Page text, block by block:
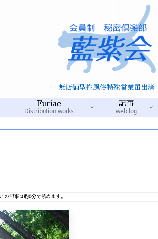
-無店舗型性風俗特殊営業届出済-
Furiae
Distribution works
記事
web log
この記事は約0分で読めます。